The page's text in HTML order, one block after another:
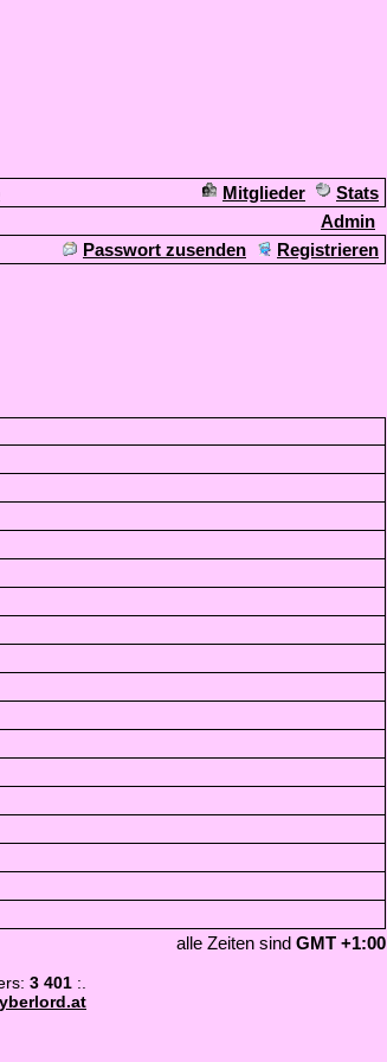
Mitglieder
Stats
Admin
Passwort zusenden Registrieren
alle Zeiten sind GMT +1:00
3 401 :.